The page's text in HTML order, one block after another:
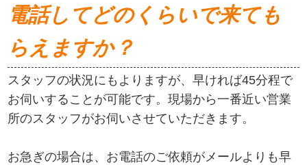
電話してどのくらいで来ても
らえますか？
スタッフの状況にもよりますが、早ければ45分程で
お伺いすることが可能です。現場から一番近い営業
所のスタッフがお伺いさせていただきます。
お急ぎの場合は、お電話のご依頼がメールよりも早